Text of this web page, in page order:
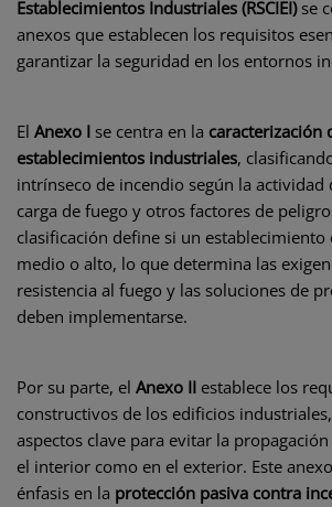
Establecimientos Industriales (RSCIEI)se
anexos que establecen los requisitos
garantizar la seguridad en los entornos
El Anexo I se centra en la caracterización
establecimientos industriales,
intrínseco de incendio según la actividad
carga de fuego y otros factores de
clasificación define si un establecimiento
medio o alto, lo que determina las
resistencia al fuego y las soluciones de
deben implementarse.
Por su parte, el Anexo II establece los
constructivos de los edificios
aspectos clave para evitar la
el interior como en el exterior. Este
énfasis en la protección pasiva contra